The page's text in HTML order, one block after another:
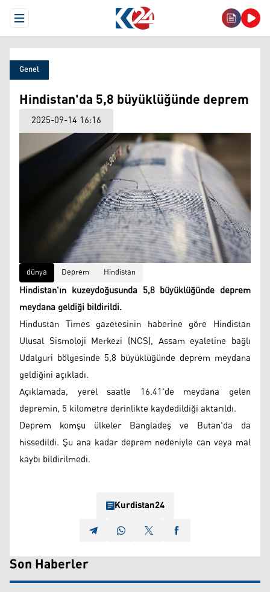
Open Menu
Genel
Hindistan'da 5,8 büyüklüğünde deprem
2025-09-14 16:16
dünya Deprem Hindistan
Hindistan'ın kuzeydoğusunda 5,8 büyüklüğünde deprem
meydana geldiği bildirildi.
Hindustan Times gazetesinin haberine göre Hindistan
Ulusal Sismoloji Merkezi (NCS), Assam eyaletine bağlı
Udalguri bölgesinde 5,8 büyüklüğünde deprem meydana
geldiğini açıkladı.
Açıklamada, yerel saatle 16.41'de meydana gelen
depremin, 5 kilometre derinlikte kaydedildiği aktarıldı.
Deprem komşu ülkeler Bangladeş ve Butan'da da
hissedildi. Şu ana kadar deprem nedeniyle can veya mal
kaybı bildirilmedi.
Kurdistan24
Son Haberler